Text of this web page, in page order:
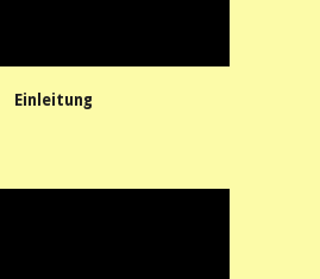
Einleitung